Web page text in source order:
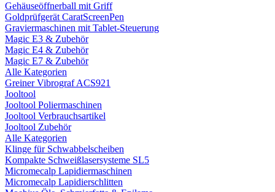
Gehäuseöffnerball mit Griff
Goldprüfgerät CaratScreenPen
Graviermaschinen mit Tablet-Steuerung
Magic E3 & Zubehör
Magic E4 & Zubehör
Magic E7 & Zubehör
Alle Kategorien
Greiner Vibrograf ACS921
Jooltool
Jooltool Poliermaschinen
Jooltool Verbrauchsartikel
Jooltool Zubehör
Alle Kategorien
Klinge für Schwabbelscheiben
Kompakte Schweißlasersysteme SL5
Micromecalp Lapidiermaschinen
Micromecalp Lapidierschlitten